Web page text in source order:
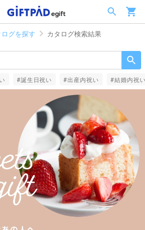
グを探す カタログ検索結果
#誕生日祝い #出産内祝い #結婚内祝